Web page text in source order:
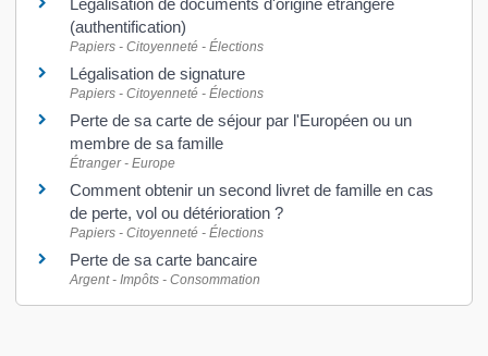
Légalisation de documents d'origine étrangère
(authentification)
Papiers - Citoyenneté - Élections
Légalisation de signature
Papiers - Citoyenneté - Élections
Perte de sa carte de séjour par l'Européen ou un
membre de sa famille
Étranger - Europe
Comment obtenir un second livret de famille en cas
de perte, vol ou détérioration ?
Papiers - Citoyenneté - Élections
Perte de sa carte bancaire
Argent - Impôts - Consommation